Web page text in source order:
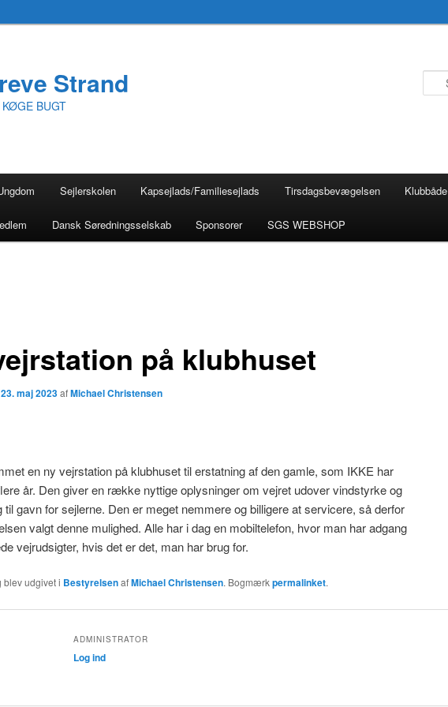
Strand
BUGT
Sejlerskolen Kapsejlads/Familiesejlads Tirsdagsbevægelsen Klubbåde
Dansk Søredningsselskab Sponsorer SGS WEBSHOP
på klubhuset
23. maj 2023afMichael Christensen
en ny vejrstation på klubhuset til erstatning af den gamle, som IKKE har
år. Den giver en række nyttige oplysninger om vejret udover vindstyrke og
til gavn for sejlerne. Den er meget nemmere og billigere at servicere, så derfor
valgt denne mulighed. Alle har i dag en mobiltelefon, hvor man har adgang
vejrudsigter, hvis det er det, man har brug for.
udgivet i BestyrelsenafMichael Christensen. Bogmærkpermalinket.
ADMINISTRATOR
Log ind